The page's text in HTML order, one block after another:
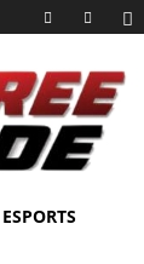
ESPORTS